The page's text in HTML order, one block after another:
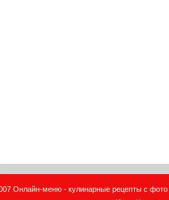
Онлайн-меню - кулинарные рецепты с фото